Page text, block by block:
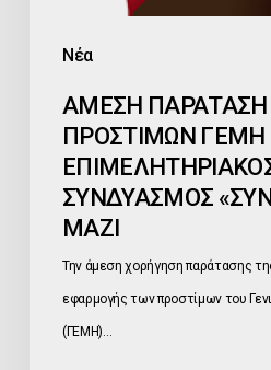
Νέα
ΑΜΕΣΗ
ΠΡΟΣΤΙΜΩΝ
ΣΥΝΔΥΑΣΜΟΣ
ΜΑΖΙ
Την άμεση χορήγηση παράτασης
εφαρμογής των προστίμων του
(ΓΕΜΗ)…